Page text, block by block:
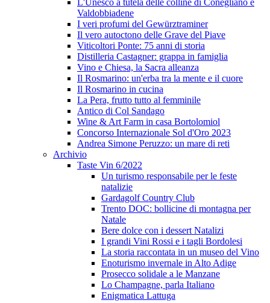
L'Unesco a tutela delle colline di Conegliano e
Valdobbiadene
I veri profumi del Gewürztraminer
Il vero autoctono delle Grave del Piave
Viticoltori Ponte: 75 anni di storia
Distilleria Castagner: grappa in famiglia
Vino e Chiesa, la Sacra alleanza
Il Rosmarino: un'erba tra la mente e il cuore
Il Rosmarino in cucina
La Pera, frutto tutto al femminile
Antico di Col Sandago
Wine & Art Farm in casa Bortolomiol
Concorso Internazionale Sol d'Oro 2023
Andrea Simone Peruzzo: un mare di reti
Archivio
Taste Vin 6/2022
Un turismo responsabile per le feste
natalizie
Gardagolf Country Club
Trento DOC: bollicine di montagna per
Natale
Bere dolce con i dessert Natalizi
I grandi Vini Rossi e i tagli Bordolesi
La storia raccontata in un museo del Vino
Enoturismo invernale in Alto Adige
Prosecco solidale a le Manzane
Lo Champagne, parla Italiano
Enigmatica Lattuga